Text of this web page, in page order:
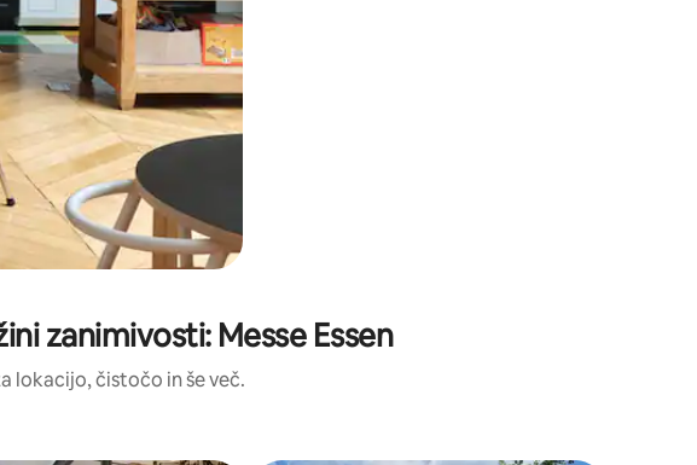
zanimivosti: Messe Essen
lokacijo, čistočo in še več.